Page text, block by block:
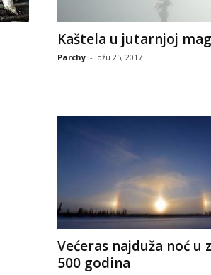
Kaštela u jutarnjoj
Parchy - ožu 25, 2017
Većeras najduža noć u
500 godina